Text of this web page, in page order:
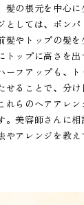
髪の根元を中心
としては、ポン
髪やトップの髪
トップに高さを
ーフアップも、
せることで、分
れらのヘアアレ
。美容師さんに
やアレンジを教